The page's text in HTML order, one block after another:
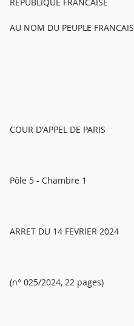
AU NOM DU PEUPLE FRANCAIS
COUR D'APPEL DE PARIS
Pôle 5 - Chambre 1
ARRET DU 14 FEVRIER 2024
(n° 025/2024, 22 pages)